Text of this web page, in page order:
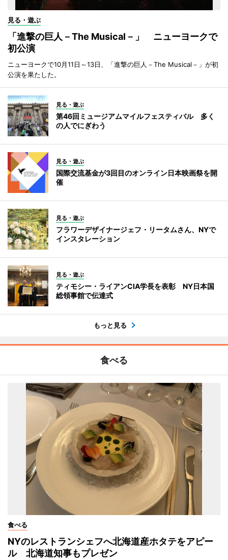
見る・遊ぶ
「進撃の巨人－The Musical－」 ニューヨークで
初公演
ニューヨークで10月11日～13日、「進撃の巨人－The Musical－」が初
公演を果たした。
見る・遊ぶ
第46回ミュージアムマイルフェスティバル 多く
の人でにぎわう
見る・遊ぶ
国際交流基金が3回目のオンライン日本映画祭を開
催
見る・遊ぶ
フラワーデザイナージェフ・リータムさん、NYで
インスタレーション
見る・遊ぶ
ティモシー・ライアンCIA学長を表彰 NY日本国
総領事館で伝達式
もっと見る
食べる
食べる
NYのレストランシェフへ北海道産ホタテをアピー
ル 北海道知事もプレゼン